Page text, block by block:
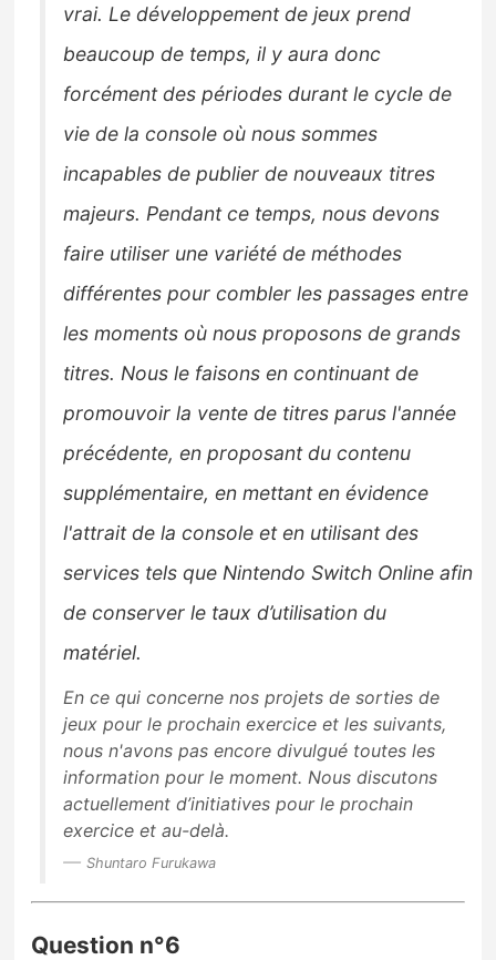
vrai. Le développement de jeux prend
beaucoup de temps, il y aura donc
forcément des périodes durant le cycle de
vie de la console où nous sommes
incapables de publier de nouveaux titres
majeurs. Pendant ce temps, nous devons
faire utiliser une variété de méthodes
différentes pour combler les passages entre
les moments où nous proposons de grands
titres. Nous le faisons en continuant de
promouvoir la vente de titres parus l'année
précédente,en proposant du contenu
supplémentaire, en mettant en évidence
l'attrait de la console et en utilisant des
services tels que Nintendo Switch Online afin
de conserver le taux d’utilisation du
matériel.
En ce qui concerne nos projets de sorties de
jeux pour le prochain exercice et les suivants,
nous n'avons pas encore divulgué toutesles
information pour le moment. Nous discutons
actuellement d’initiatives pour le prochain
exercice et au-delà.
Shuntaro Furukawa
Question n°6